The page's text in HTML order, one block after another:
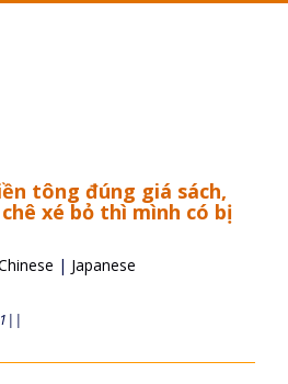
tông đúng giá sách,
xé bỏ thì mình có bị
| Japanese